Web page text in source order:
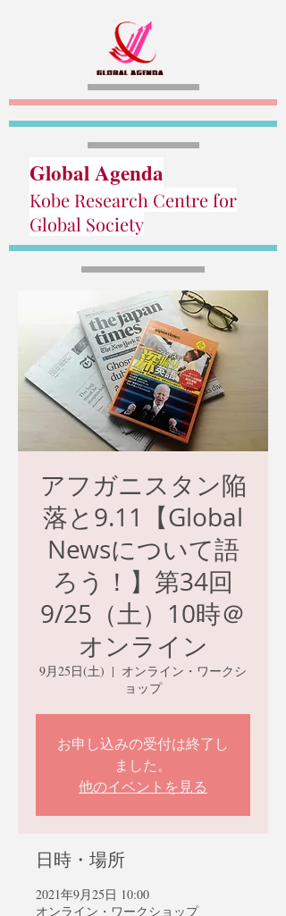
Global Agenda
Kobe Research Centre for
Global Society
アフガニスタン陥
落と9.11【Global
Newsについて語
ろう！】第34回
9/25（土）10時＠
オンライン
9月25日(土)
  |
オンライン・ワークシ
ョップ
お申し込みの受付は終了し
ました。
他のイベントを見る
日時・場所
2021年9月25日 10:00
オンライン・ワークショップ